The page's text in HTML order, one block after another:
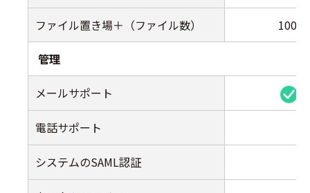
ファイル置き場＋（ファイル数） 100
管理
メールサポート
電話サポート
システムのSAML認証